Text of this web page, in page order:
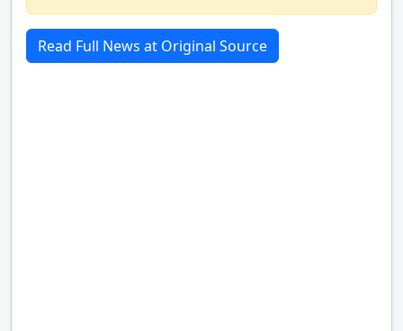
Read Full News at Original Source